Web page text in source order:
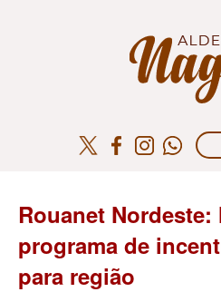
Rouanet
programa de
para região